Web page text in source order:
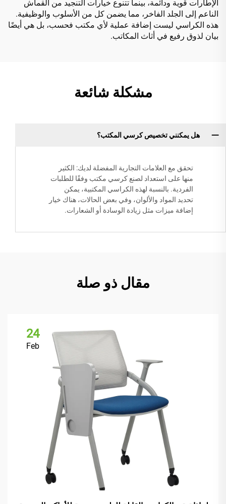
الإطارات قوية ودائمة، بينما تتنوع خيارات التنجيد من القماش
الناعم إلى الجلد الفاخر، مما يضمن كل من الأسلوب والوظيفية.
هذه الكراسي ليست إضافة عملية لأي مكتب فحسب، بل هي أيضًا
بيان لذوق رفيع في أثاث المكاتب.
مشكلة شائعة
هل يمكنني تخصيص كرسي المكتب؟
تحقق مع العلامات التجارية المفضلة لديك: الكثير
منها على استعداد لصنع كرسي مكتب وفقًا للطلبات
الفردية. بالنسبة لهذه الكراسي المكتبية، يمكن
تحديد المواد والألوان، وفي بعض الحالات، هناك خيار
إضافة ميزات مثل زيادة الوسادة أو الشعارات.
مقال ذو صلة
24
Feb